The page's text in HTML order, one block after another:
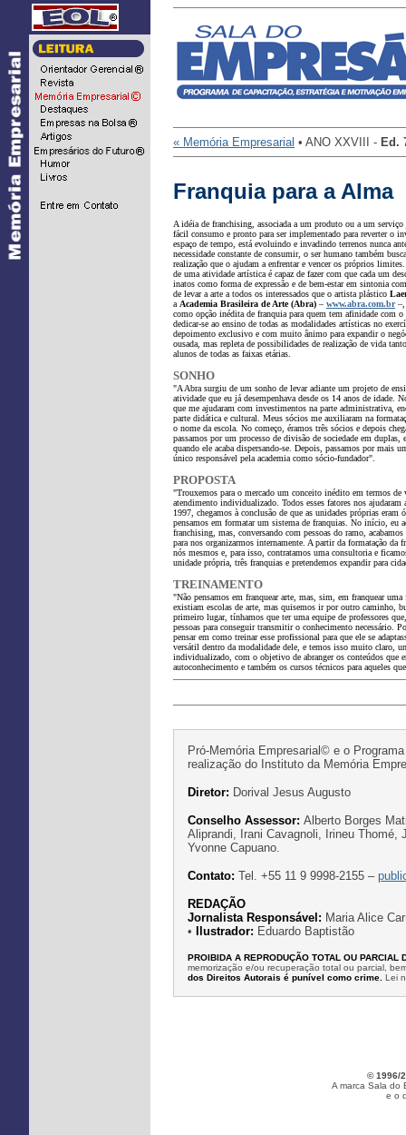
« Memória Empresarial • ANO XXVIII - Ed.
Franquia para a Alma
A idéia de franchising, associada a um produto ou a um
fácil consumo e pronto para ser implementado para reverter o
espaço de tempo, está evoluindo e invadindo terrenos nunca
necessidade constante de consumir, o ser humano também
realização que o ajudam a enfrentar e vencer os próprios
de uma atividade artística é capaz de fazer com que cada um
inatos como forma de expressão e de bem-estar em sintonia
de levar a arte a todos os interessados que o artista plástico
a Academia Brasileira de Arte (Abra) – www.abra.com.br–,
como opção inédita de franquia para quem tem afinidade com o
dedicar-se ao ensino de todas as modalidades artísticas no
depoimento exclusivo e com muito ânimo para expandir o
ousada, mas repleta de possibilidades de realização de vida
alunos de todas as faixas etárias.
SONHO
"A Abra surgiu de um sonho de levar adiante um projeto de
atividade que eu já desempenhava desde os 14 anos de idade.
que me ajudaram com investimentos na parte administrativa,
parte didática e cultural. Meus sócios me auxiliaram na
o nome da escola. No começo, éramos três sócios e depois
passamos por um processo de divisão de sociedade em
quando ele acaba dispersando-se. Depois, passamos por mais
único responsável pela academia como sócio-fundador".
PROPOSTA
"Trouxemos para o mercado um conceito inédito em termos
atendimento individualizado. Todos esses fatores nos
1997, chegamos à conclusão de que as unidades próprias
pensamos em formatar um sistema de franquias. No início, eu
franchising, mas, conversando com pessoas do ramo,
para nos organizarmos internamente. A partir da formatação da
nós mesmos e, para isso, contratamos uma consultoria e
unidade própria, três franquias e pretendemos expandir para
TREINAMENTO
"Não pensamos em franquear arte, mas, sim, em franquear
existiam escolas de arte, mas quisemos ir por outro caminho,
primeiro lugar, tínhamos que ter uma equipe de professores
pessoas para conseguir transmitir o conhecimento necessário.
pensar em como treinar esse profissional para que ele se
versátil dentro da modalidade dele, e temos isso muito claro,
individualizado, com o objetivo de abranger os conteúdos que
autoconhecimento e também os cursos técnicos para aqueles
Pró-Memória Empresarial© e o
realização do Instituto da Memória
Diretor: Dorival Jesus Augusto
Conselho Assessor: Alberto Borges
Aliprandi, Irani Cavagnoli, Irineu Thomé,
Yvonne Capuano.
Contato: Tel. +55 11 9 9998-2155 –
REDAÇÃO
Jornalista Responsável: Maria Alice
•
Ilustrador: Eduardo Baptistão
PROIBIDA A REPRODUÇÃO TOTAL OU PARCIAL
memorização e/ou recuperação total ou parcial,
dos Direitos Autorais é punível como crime. Lei
© 1996/
A marca Sala do
e o